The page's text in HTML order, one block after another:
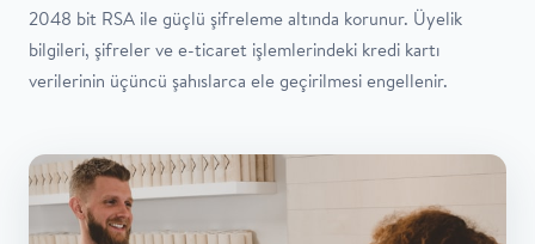
2048 bit RSA ile güçlü şifreleme altında korunur. Üyelik
bilgileri, şifreler ve e-ticaret işlemlerindeki kredi kartı
verilerinin üçüncü şahıslarca ele geçirilmesi engellenir.